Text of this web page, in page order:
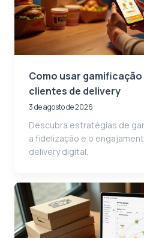
Como usar
clientes de delivery
3 de agosto de 2026
Descubra estratégias de
a fidelização e o
delivery digital.